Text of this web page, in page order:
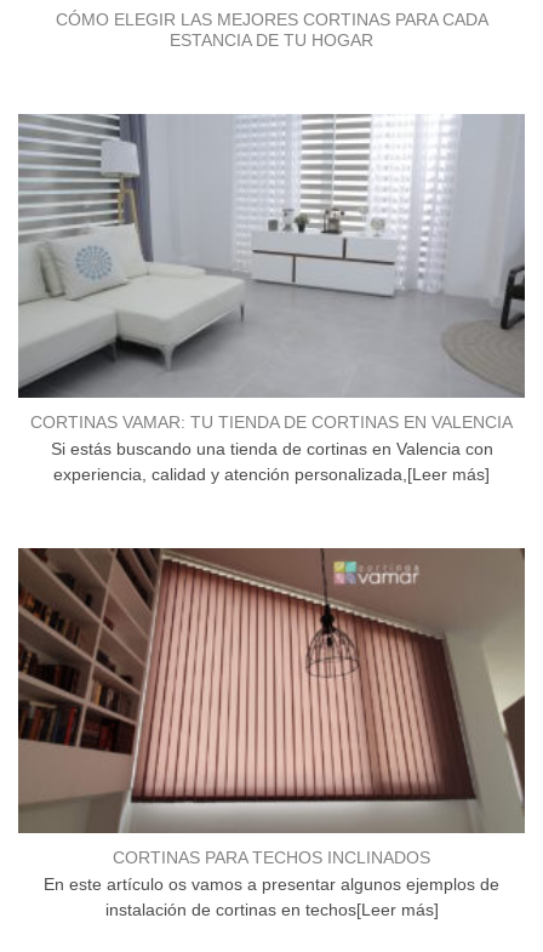
CÓMO ELEGIR LAS MEJORES CORTINAS PARA CADA
ESTANCIA DE TU HOGAR
CORTINAS VAMAR: TU TIENDA DE CORTINAS EN VALENCIA
Si estás buscando una tienda de cortinas en Valencia con
experiencia, calidad y atención personalizada,[Leer más]
CORTINAS PARA TECHOS INCLINADOS
En este artículo os vamos a presentar algunos ejemplos de
instalación de cortinas en techos[Leer más]